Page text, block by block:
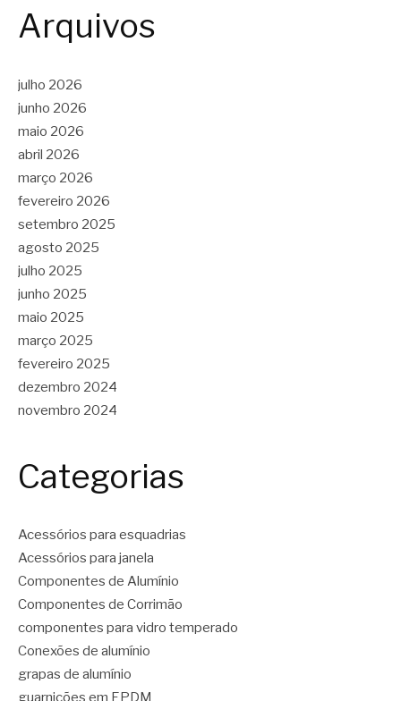
Arquivos
julho 2026
junho 2026
maio 2026
abril 2026
março 2026
fevereiro 2026
setembro 2025
agosto 2025
julho 2025
junho 2025
maio 2025
março 2025
fevereiro 2025
dezembro 2024
novembro 2024
Categorias
Acessórios para esquadrias
Acessórios para janela
Componentes de Alumínio
Componentes de Corrimão
componentes para vidro temperado
Conexões de alumínio
grapas de alumínio
guarnições em EPDM